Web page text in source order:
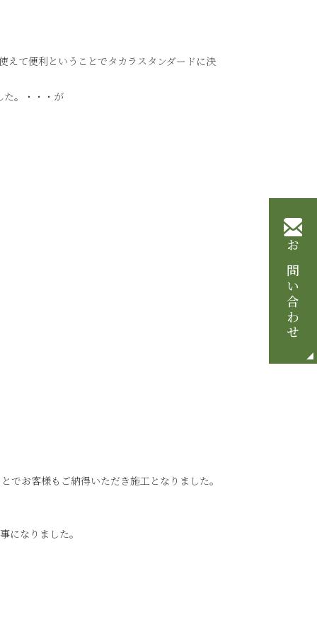
お問い合わせ
えて便利ということでタカラスタンダードに決
た。・・・が
でお客様もご納得いただき施工となりました。
になりました。